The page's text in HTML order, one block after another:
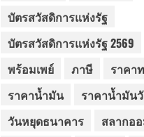
บัตรสวัสดิการแห่งรัฐ
บัตรสวัสดิการแห่งรัฐ 2569
พร้อมเพย์
ภาษี
ราคา
ราคาน้ำมัน
ราคาน้ำมัน
วันหยุดธนาคาร
สลากอ